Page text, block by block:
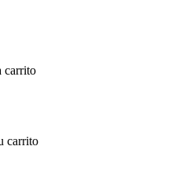
carrito
carrito